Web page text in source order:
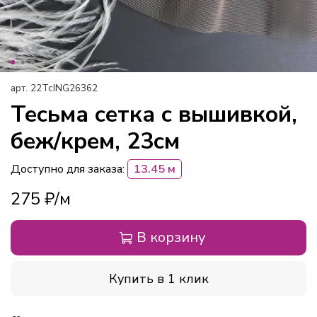
арт. 22ТсING26362
Тесьма сетка с вышивкой,
беж/крем, 23см
Доступно для заказа: 13.45 м
275 ₽
В корзину
Купить в 1 клик